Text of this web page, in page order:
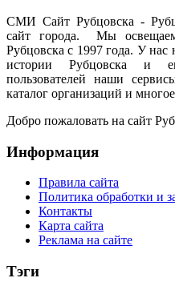
СМИ Сайт Рубцовска -
сайт города. Мы
Рубцовска с 1997 года. У
истории Рубцовска и
пользователей наши
каталог организаций и
Добро пожаловать на сайт
Информация
Правила сайта
Политика обработки и
Контакты
Карта сайта
Реклама на сайте
Тэги